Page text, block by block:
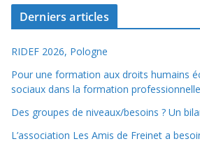
Derniers articles
RIDEF 2026, Pologne
Pour une formation aux droits humains
sociaux dans la formation
Des groupes de niveaux/besoins ? Un
L’association Les Amis de Freinet a